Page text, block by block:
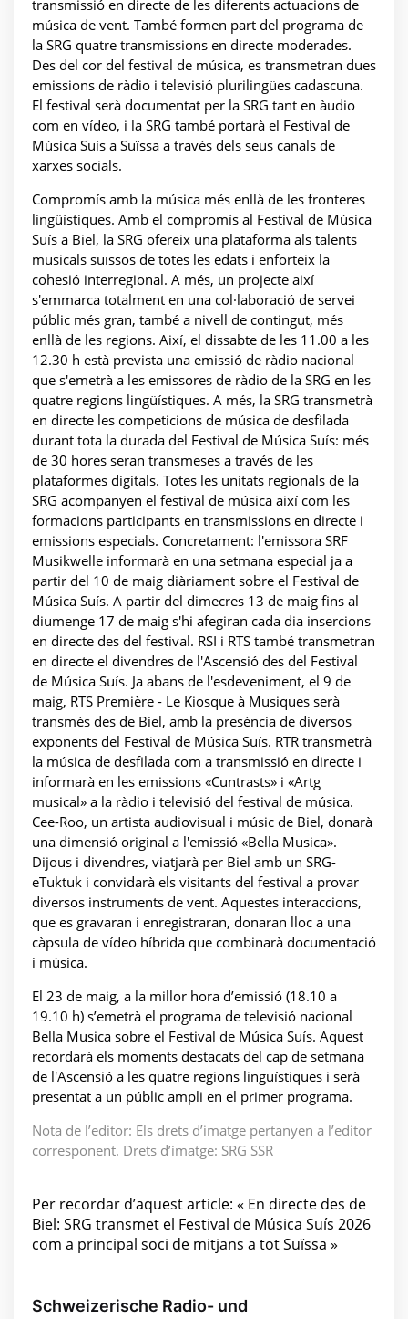
transmissió en directe de les diferents actuacions de
música de vent. També formen part del programa de
la SRG quatre transmissions en directe moderades.
Des del cor del festival de música, es transmetran dues
emissions de ràdio i televisió plurilingües cadascuna.
El festival serà documentat per la SRG tant en àudio
com en vídeo, i la SRG també portarà el Festival de
Música Suís a Suïssa a través dels seus canals de
xarxes socials.
Compromís amb la música més enllà de les fronteres
lingüístiques. Amb el compromís al Festival de Música
Suís a Biel, la SRG ofereix una plataforma als talents
musicals suïssos de totes les edats i enforteix la
cohesió interregional. A més, un projecte així
s'emmarca totalment en una col·laboració de servei
públic més gran, també a nivell de contingut, més
enllà de les regions. Així, el dissabte de les 11.00 a les
12.30 h està prevista una emissió de ràdio nacional
que s'emetrà a les emissores de ràdio de la SRG en les
quatre regions lingüístiques. A més, la SRG transmetrà
en directe les competicions de música de desfilada
durant tota la durada del Festival de Música Suís: més
de 30 hores seran transmeses a través de les
plataformes digitals. Totes les unitats regionals de la
SRG acompanyen el festival de música així com les
formacions participants en transmissions en directe i
emissions especials. Concretament: l'emissora SRF
Musikwelle informarà en una setmana especial ja a
partir del 10 de maig diàriament sobre el Festival de
Música Suís. A partir del dimecres 13 de maig fins al
diumenge 17 de maig s'hi afegiran cada dia insercions
en directe des del festival. RSI i RTS també transmetran
en directe el divendres de l'Ascensió des del Festival
de Música Suís. Ja abans de l'esdeveniment, el 9 de
maig, RTS Première - Le Kiosque à Musiques serà
transmès des de Biel, amb la presència de diversos
exponents del Festival de Música Suís. RTR transmetrà
la música de desfilada com a transmissió en directe i
informarà en les emissions «Cuntrasts» i «Artg
musical» a la ràdio i televisió del festival de música.
Cee-Roo, un artista audiovisual i músic de Biel, donarà
una dimensió original a l'emissió «Bella Musica».
Dijous i divendres, viatjarà per Biel amb un SRG-
eTuktuk i convidarà els visitants del festival a provar
diversos instruments de vent. Aquestes interaccions,
que es gravaran i enregistraran, donaran lloc a una
càpsula de vídeo híbrida que combinarà documentació
i música.
El 23 de maig, a la millor hora d’emissió (18.10 a
19.10 h) s’emetrà el programa de televisió nacional
Bella Musica sobre el Festival de Música Suís. Aquest
recordarà els moments destacats del cap de setmana
de l'Ascensió a les quatre regions lingüístiques i serà
presentat a un públic ampli en el primer programa.
Nota de l’editor: Els drets d’imatge pertanyen a l’editor
corresponent. Drets d’imatge: SRG SSR
Per recordar d’aquest article: « En directe des de
Biel: SRG transmet el Festival de Música Suís 2026
com a principal soci de mitjans a tot Suïssa »
Schweizerische Radio- und